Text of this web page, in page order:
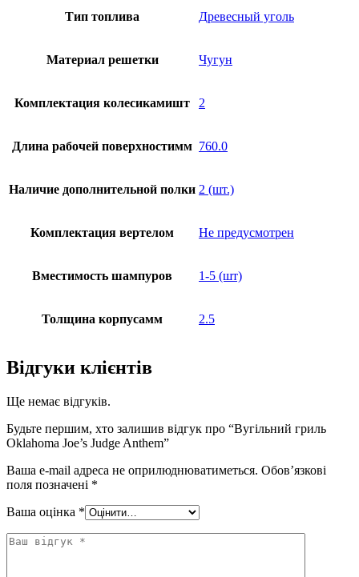
Тип топлива Древесный уголь
Материал решетки Чугун
Комплектация колесикамишт 2
Длина рабочей поверхностимм 760.0
Наличие дополнительной полки 2 (шт.)
Комплектация вертелом Не предусмотрен
Вместимость шампуров 1-5 (шт)
Толщина корпусамм 2.5
Відгуки клієнтів
Ще немає відгуків.
Будьте першим, хто залишив відгук про “Вугільний гриль
Oklahoma Joe’s Judge Anthem”
Ваша e-mail адреса не оприлюднюватиметься. Обов’язкові
поля позначені *
Ваша оцінка *